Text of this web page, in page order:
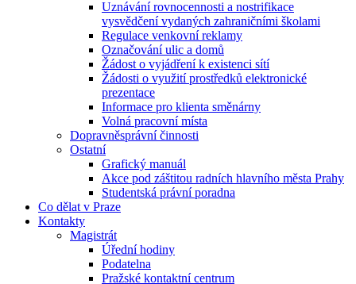
Uznávání rovnocennosti a nostrifikace
vysvědčení vydaných zahraničními školami
Regulace venkovní reklamy
Označování ulic a domů
Žádost o vyjádření k existenci sítí
Žádosti o využití prostředků elektronické
prezentace
Informace pro klienta směnárny
Volná pracovní místa
Dopravněsprávní činnosti
Ostatní
Grafický manuál
Akce pod záštitou radních hlavního města Prahy
Studentská právní poradna
Co dělat v Praze
Kontakty
Magistrát
Úřední hodiny
Podatelna
Pražské kontaktní centrum